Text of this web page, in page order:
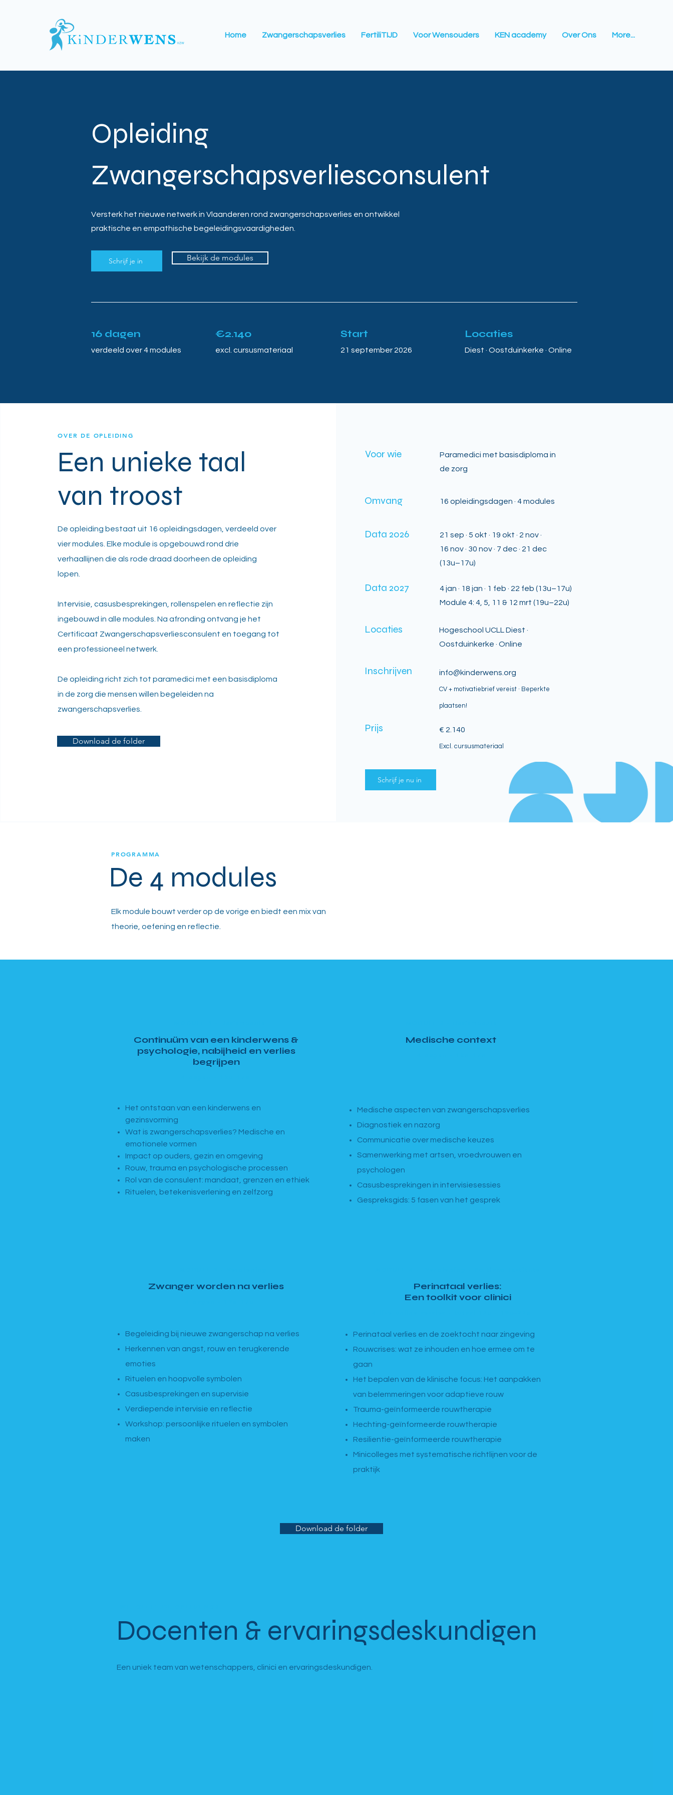
Home Zwangerschapsverlies FertiliTIJD Voor Wensouders KEN academy Over Ons More...
Opleiding
Zwangerschapsverliesconsulent
Versterk het nieuwe netwerk in Vlaanderen rond zwangerschapsverlies en ontwikkel
praktische en empathische begeleidingsvaardigheden.
Schrijf je in Bekijk de modules
16 dagen €2.140 Start Locaties
verdeeld over 4 modules excl. cursusmateriaal 21 september 2026 Diest · Oostduinkerke · Online
OVER DE OPLEIDING
Een unieke taal
van troost
De opleiding bestaat uit 16 opleidingsdagen, verdeeld over
vier modules. Elke module is opgebouwd rond drie
verhaallijnen die als rode draad doorheen de opleiding
lopen.
Intervisie, casusbesprekingen, rollenspelen en reflectie zijn
ingebouwd in alle modules. Na afronding ontvang je het
Certificaat Zwangerschapsverliesconsulent en toegang tot
een professioneel netwerk.
De opleiding richt zich tot paramedici met een basisdiploma
in de zorg die mensen willen begeleiden na
zwangerschapsverlies.
Download de folder
Voor wie
Omvang
Data 2026
Data 2027
Locaties
Inschrijven
Prijs
Schrijf je nu in
Paramedici met basisdiploma in
de zorg
16 opleidingsdagen · 4 modules
21 sep · 5 okt · 19 okt · 2 nov ·
16 nov · 30 nov · 7 dec · 21 dec
(13u–17u)
4 jan · 18 jan · 1 feb · 22 feb (13u–17u)
Module 4: 4, 5, 11 & 12 mrt (19u–22u)
Hogeschool UCLL Diest ·
Oostduinkerke · Online
info@kinderwens.org
CV + motivatiebrief vereist · Beperkte
plaatsen!
€ 2.140
Excl. cursusmateriaal
PROGRAMMA
De 4 modules
Elk module bouwt verder op de vorige en biedt een mix van
theorie, oefening en reflectie.
Continuüm van een kinderwens &
psychologie, nabijheid en verlies
begrijpen
Het ontstaan van een kinderwens en
gezinsvorming
Wat is zwangerschapsverlies? Medische en
emotionele vormen
Impact op ouders, gezin en omgeving
Rouw, trauma en psychologische processen
Rol van de consulent: mandaat, grenzen en ethiek
Rituelen, betekenisverlening en zelfzorg
Medische context
Medische aspecten van zwangerschapsverlies
Diagnostiek en nazorg
Communicatie over medische keuzes
Samenwerking met artsen, vroedvrouwen en
psychologen
Casusbesprekingen in intervisiesessies
Gespreksgids: 5 fasen van het gesprek
Zwanger worden na verlies
Begeleiding bij nieuwe zwangerschap na verlies
Herkennen van angst, rouw en terugkerende
emoties
Rituelen en hoopvolle symbolen
Casusbesprekingen en supervisie
Verdiepende intervisie en reflectie
Workshop: persoonlijke rituelen en symbolen
maken
Perinataal verlies:
Een toolkit voor clinici
Perinataal verlies en de zoektocht naar zingeving
Rouwcrises: wat ze inhouden en hoe ermee om te
gaan
Het bepalen van de klinische focus: Het aanpakken
van belemmeringen voor adaptieve rouw
Trauma-geïnformeerde rouwtherapie
Hechting-geïnformeerde rouwtherapie
Resilientie-geïnformeerde rouwtherapie
Minicolleges met systematische richtlijnen voor de
praktijk
Download de folder
Docenten & ervaringsdeskundigen
Een uniek team van wetenschappers, clinici en ervaringsdeskundigen.